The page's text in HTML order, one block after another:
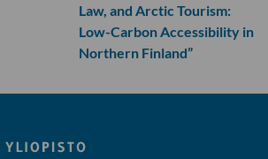
Law, and Arctic Tourism:
Low-Carbon Accessibility in
Northern Finland”